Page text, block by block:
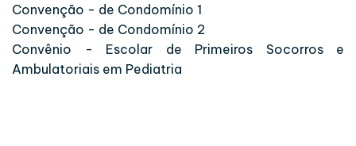
Convenção - de Condomínio 1
Convenção - de Condomínio 2
Convênio - Escolar de Primeiros Socorros e
Ambulatoriais em Pediatria